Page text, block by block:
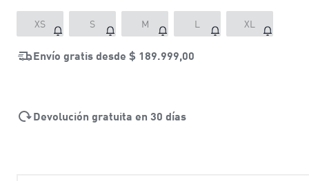
XS S M L XL
Envío gratis desde $ 189.999,00
Devolución gratuita en 30 días